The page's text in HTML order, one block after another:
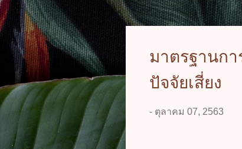
มาตรฐานก
ปัจจัยเสี่ยง
- ตุลาคม 07, 2563